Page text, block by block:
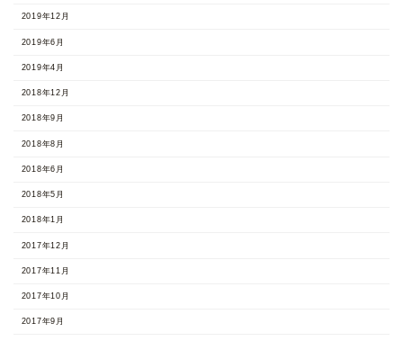
2019年12月
2019年6月
2019年4月
2018年12月
2018年9月
2018年8月
2018年6月
2018年5月
2018年1月
2017年12月
2017年11月
2017年10月
2017年9月